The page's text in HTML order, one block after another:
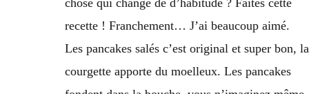
chose qui change de d’habitude ? Faites cette
recette ! Franchement… J’ai beaucoup aimé.
Les pancakes salés c’est original et super bon, la
courgette apporte du moelleux. Les pancakes